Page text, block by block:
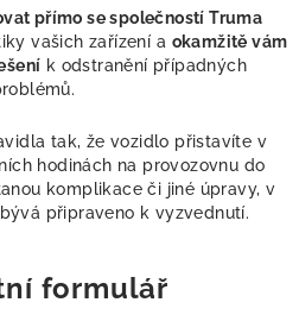
přímo se společností Truma
vašich zařízení a okamžitě vám
k odstranění případných
tak, že vozidlo přistavíte v
hodinách na provozovnu do
komplikace či jiné úpravy, v
připraveno k vyzvednutí.
formulář